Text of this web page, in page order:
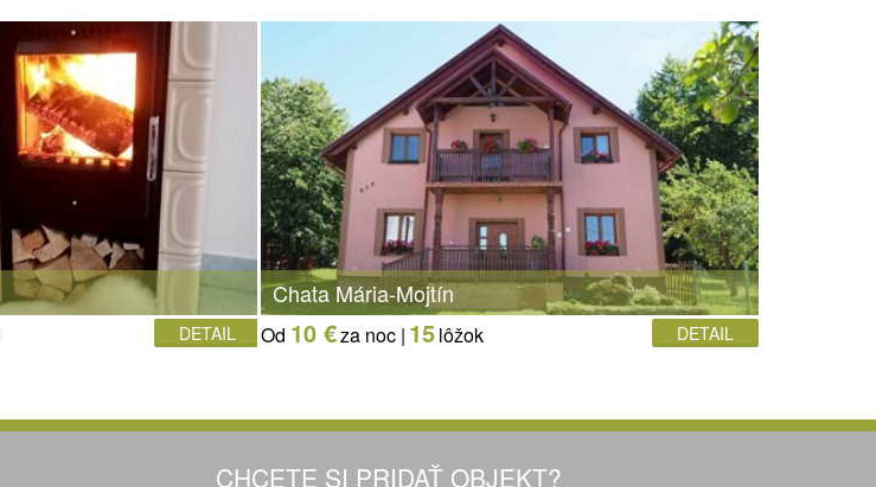
DETAIL
Chata Mária-Mojtín
Od 10 €za noc | 15lôžok DETAIL
CHCETE SI PRIDAŤ OBJEKT?